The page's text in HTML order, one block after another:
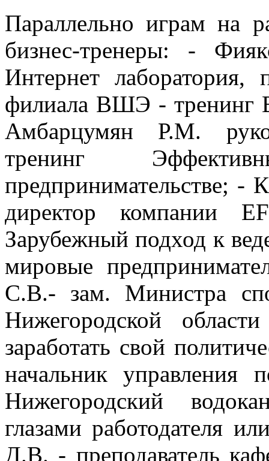
Параллельно играм на
бизнес-тренеры: -
Интернет лаборатория,
филиала ВШЭ - тренинг
Амбарцумян Р.М.
тренинг
предпринимательстве; -
директор компании
Зарубежный подход к
мировые
С.В.- зам. Министра
Нижегородской
заработать свой
начальник
Нижегородский
глазами работодателя
Д.В. - преподаватель